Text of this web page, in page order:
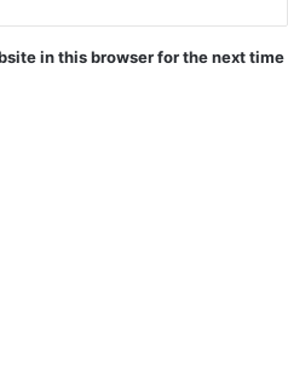
in this browser for the next time